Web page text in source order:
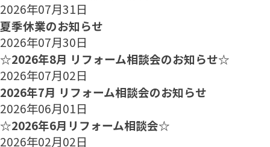
2026年07月31日
夏季休業のお知らせ
2026年07月30日
☆2026年8月 リフォーム相談会のお知らせ☆
2026年07月02日
2026年7月 リフォーム相談会のお知らせ
2026年06月01日
☆2026年6月リフォーム相談会☆
2026年02月02日